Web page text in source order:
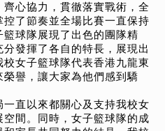
心協力，貫徹落實戰術，全
了節奏並全場比賽一直保持
球隊展現了出色的團隊精
發揮了各自的特長，展現出
女子籃球隊代表香港九龍東
譽，讓大家為他們感到驕
直以來都關心及支持我校女
間。同時，女子籃球隊的成